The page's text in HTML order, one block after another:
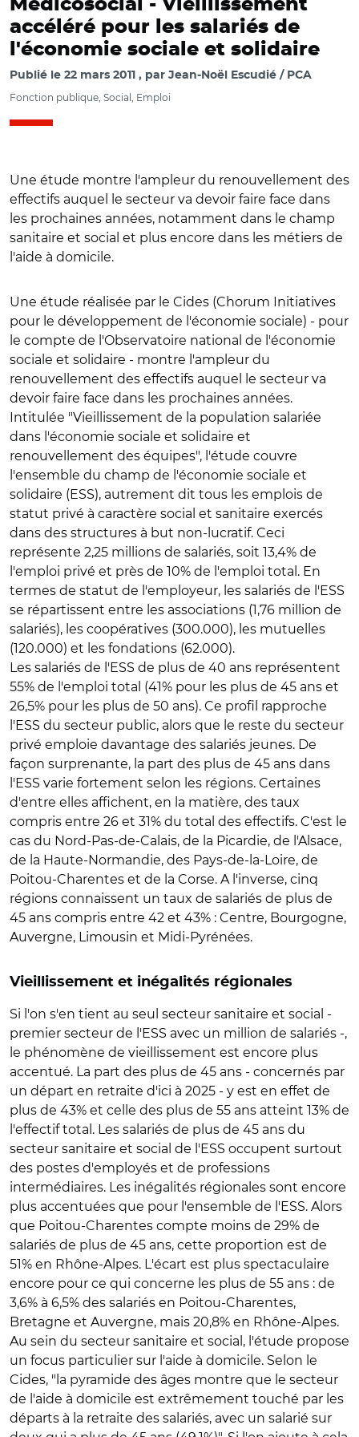
Médicosocial - Vieillissement
accéléré pour les salariés de
l'économie sociale et solidaire
Publié le 22 mars 2011 par Jean-Noël Escudié / PCA
Fonction publique, Social, Emploi
Une étude montre l'ampleur du renouvellement des
effectifs auquel le secteur va devoir faire face dans
les prochaines années, notamment dans le champ
sanitaire et social et plus encore dans les métiers de
l'aide à domicile.
Une étude réalisée par le Cides (Chorum Initiatives
pour le développement de l'économie sociale) - pour
le compte de l'Observatoire national de l'économie
sociale et solidaire - montre l'ampleur du
renouvellement des effectifs auquel le secteur va
devoir faire face dans les prochaines années.
Intitulée "Vieillissement de la population salariée
dans l'économie sociale et solidaire et
renouvellement des équipes", l'étude couvre
l'ensemble du champ de l'économie sociale et
solidaire (ESS), autrement dit tous les emplois de
statut privé à caractère social et sanitaire exercés
dans des structures à but non-lucratif. Ceci
représente 2,25 millions de salariés, soit 13,4% de
l'emploi privé et près de 10% de l'emploi total. En
termes de statut de l'employeur, les salariés de l'ESS
se répartissent entre les associations (1,76 million de
salariés), les coopératives (300.000), les mutuelles
(120.000) et les fondations (62.000).
Les salariés de l'ESS de plus de 40 ans représentent
55% de l'emploi total (41% pour les plus de 45 ans et
26,5% pour les plus de 50 ans). Ce profil rapproche
l'ESS du secteur public, alors que le reste du secteur
privé emploie davantage des salariés jeunes. De
façon surprenante, la part des plus de 45 ans dans
l'ESS varie fortement selon les régions. Certaines
d'entre elles affichent, en la matière, des taux
compris entre 26 et 31% du total des effectifs. C'est le
cas du Nord-Pas-de-Calais, de la Picardie, de l'Alsace,
de la Haute-Normandie, des Pays-de-la-Loire, de
Poitou-Charentes et de la Corse. A l'inverse, cinq
régions connaissent un taux de salariés de plus de
45 ans compris entre 42 et 43% : Centre, Bourgogne,
Auvergne, Limousin et Midi-Pyrénées.
Vieillissement et inégalités régionales
Si l'on s'en tient au seul secteur sanitaire et social -
premier secteur de l'ESS avec un million de salariés -,
le phénomène de vieillissement est encore plus
accentué. La part des plus de 45 ans - concernés par
un départ en retraite d'ici à 2025 - y est en effet de
plus de 43% et celle des plus de 55 ans atteint 13% de
l'effectif total. Les salariés de plus de 45 ans du
secteur sanitaire et social de l'ESS occupent surtout
des postes d'employés et de professions
intermédiaires. Les inégalités régionales sont encore
plus accentuées que pour l'ensemble de l'ESS. Alors
que Poitou-Charentes compte moins de 29% de
salariés de plus de 45 ans, cette proportion est de
51% en Rhône-Alpes. L'écart est plus spectaculaire
encore pour ce qui concerne les plus de 55 ans : de
3,6% à 6,5% des salariés en Poitou-Charentes,
Bretagne et Auvergne, mais 20,8% en Rhône-Alpes.
Au sein du secteur sanitaire et social, l'étude propose
un focus particulier sur l'aide à domicile. Selon le
Cides, "la pyramide des âges montre que le secteur
de l'aide à domicile est extrêmement touché par les
départs à la retraite des salariés, avec un salarié sur